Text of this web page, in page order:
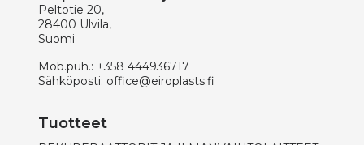
Peltotie 20,
28400 Ulvila,
Suomi
Mob.puh.: +358 444936717
Sähköposti: office@eiroplasts.fi
Tuotteet